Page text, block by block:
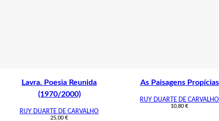
Lavra. Poesia Reunida
(1970/2000)
RUY DUARTE DE CARVALHO
25,00 €
As Paisagens Propícias
RUY DUARTE DE CARVALHO
10,80 €